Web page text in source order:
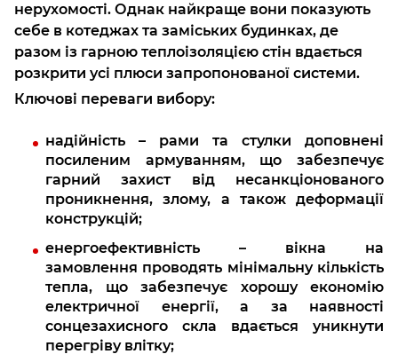
нерухомості. Однак найкраще вони показують
себе в котеджах та заміських будинках, де
разом із гарною теплоізоляцією стін вдається
розкрити усі плюси запропонованої системи.
Ключові переваги вибору:
надійність – рами та стулки доповнені
посиленим армуванням, що забезпечує
гарний захист від несанкціонованого
проникнення, злому, а також деформації
конструкцій;
енергоефективність – вікна на
замовлення проводять мінімальну кількість
тепла, що забезпечує хорошу економію
електричної енергії, а за наявності
сонцезахисного скла вдається уникнути
перегріву влітку;